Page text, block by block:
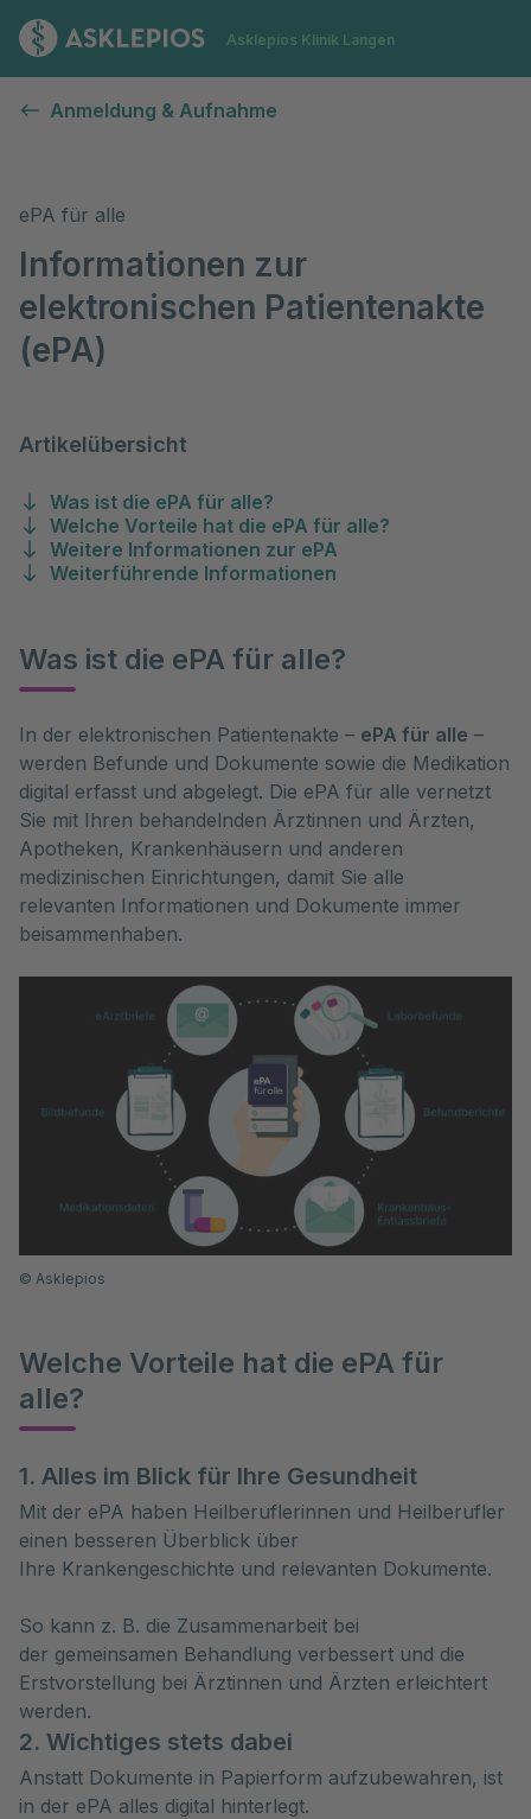
Zur Startseite
Asklepios Klinik Langen
Anmeldung & Aufnahme
ePA für alle
Informationen zur
elektronischen Patientenakte
(ePA)
Artikelübersicht
Was ist die ePA für alle?
Welche Vorteile hat die ePA für alle?
Weitere Informationen zur ePA
Weiterführende Informationen
Was ist die ePA für alle?
In der elektronischen Patientenakte – ePA für alle –
werden Befunde und Dokumente sowie die Medikation
digital erfasst und abgelegt. Die ePA für alle vernetzt
Sie mit Ihren behandelnden Ärztinnen und Ärzten,
Apotheken, Krankenhäusern und anderen
medizinischen Einrichtungen, damit Sie alle
relevanten Informationen und Dokumente immer
beisammenhaben.
© Asklepios
Welche Vorteile hat die ePA für
alle?
1. Alles im Blick für Ihre Gesundheit
Mit der ePA haben Heilberuflerinnen und Heilberufler
einen besseren Überblick über
Ihre Krankengeschichte und relevanten Dokumente.
So kann z. B. die Zusammenarbeit bei
der gemeinsamen Behandlung verbessert und die
Erstvorstellung bei Ärztinnen und Ärzten erleichtert
werden.
2. Wichtiges stets dabei
Anstatt Dokumente in Papierform aufzubewahren, ist
in der ePA alles digital hinterlegt.